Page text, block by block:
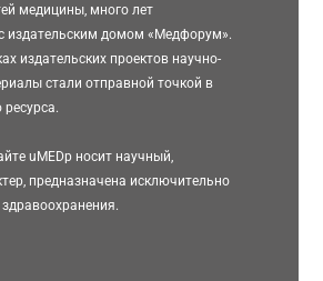
медицины, много лет
издательским домом «Медфорум».
издательских проектов научно-
стали отправной точкой в
ресурса.
uMEDp носит научный,
предназначена исключительно